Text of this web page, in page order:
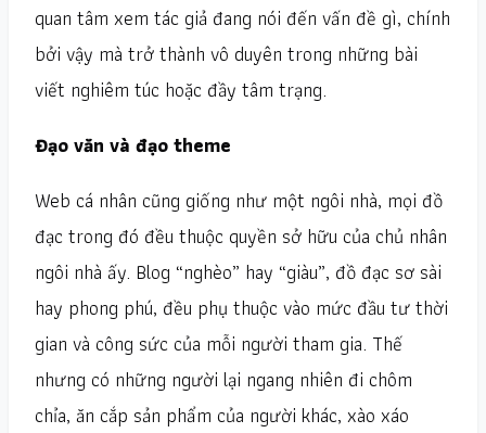
quan tâm xem tác giả đang nói đến vấn đề gì, chính
bởi vậy mà trở thành vô duyên trong những bài
viết nghiêm túc hoặc đầy tâm trạng.
Đạo văn và đạo theme
Web cá nhân cũng giống như một ngôi nhà, mọi đồ
đạc trong đó đều thuộc quyền sở hữu của chủ nhân
ngôi nhà ấy. Blog “nghèo” hay “giàu”, đồ đạc sơ sài
hay phong phú, đều phụ thuộc vào mức đầu tư thời
gian và công sức của mỗi người tham gia. Thế
nhưng có những người lại ngang nhiên đi chôm
chỉa, ăn cắp sản phẩm của người khác, xào xáo